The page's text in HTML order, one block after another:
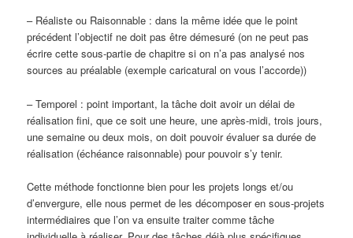
– Réaliste ou Raisonnable : dans la même idée que le point
précédent l’objectif ne doit pas être démesuré (on ne peut pas
écrire cette sous-partie de chapitre si on n’a pas analysé nos
sources au préalable (exemple caricatural on vous l’accorde))
– Temporel : point important, la tâche doit avoir un délai de
réalisation fini, que ce soit une heure, une après-midi, trois jours,
une semaine ou deux mois, on doit pouvoir évaluer sa durée de
réalisation (échéance raisonnable) pour pouvoir s’y tenir.
Cette méthode fonctionne bien pour les projets longs et/ou
d’envergure, elle nous permet de les décomposer en sous-projets
intermédiaires que l’on va ensuite traiter comme tâche